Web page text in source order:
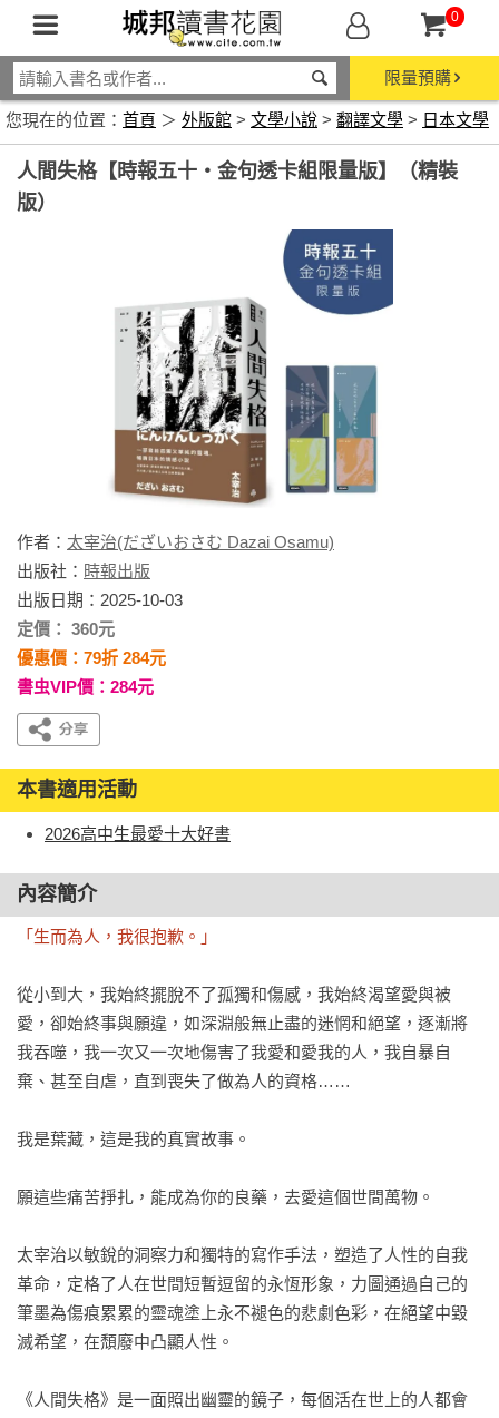
0
限量預購
您現在的位置： 首頁 ＞ 外版館 > 文學小說 > 翻譯文學 > 日本文學
人間失格【時報五十‧金句透卡組限量版】（精裝
版）
作者： 太宰治(だざいおさむ Dazai Osamu)
出版社： 時報出版
出版日期：2025-10-03
定價： 360元
優惠價：79折 284元
書虫VIP價：284元
本書適用活動
2026高中生最愛十大好書
內容簡介
「生而為人，我很抱歉。」
從小到大，我始終擺脫不了孤獨和傷感，我始終渴望愛與被
愛，卻始終事與願違，如深淵般無止盡的迷惘和絕望，逐漸將
我吞噬，我一次又一次地傷害了我愛和愛我的人，我自暴自
棄、甚至自虐，直到喪失了做為人的資格……
我是葉藏，這是我的真實故事。
願這些痛苦掙扎，能成為你的良藥，去愛這個世間萬物。
太宰治以敏銳的洞察力和獨特的寫作手法，塑造了人性的自我
革命，定格了人在世間短暫逗留的永恆形象，力圖通過自己的
筆墨為傷痕累累的靈魂塗上永不褪色的悲劇色彩，在絕望中毀
滅希望，在頹廢中凸顯人性。
《人間失格》是一面照出幽靈的鏡子，每個活在世上的人都會